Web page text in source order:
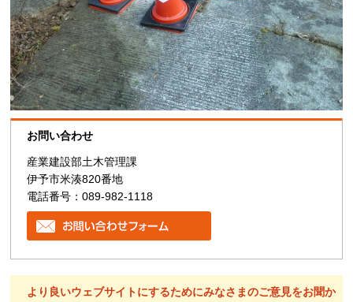
お問い合わせ
産業建設部土木管理課
伊予市米湊820番地
電話番号：089-982-1118
より良いウェブサイトにするためにみなさまのご意見をお聞か